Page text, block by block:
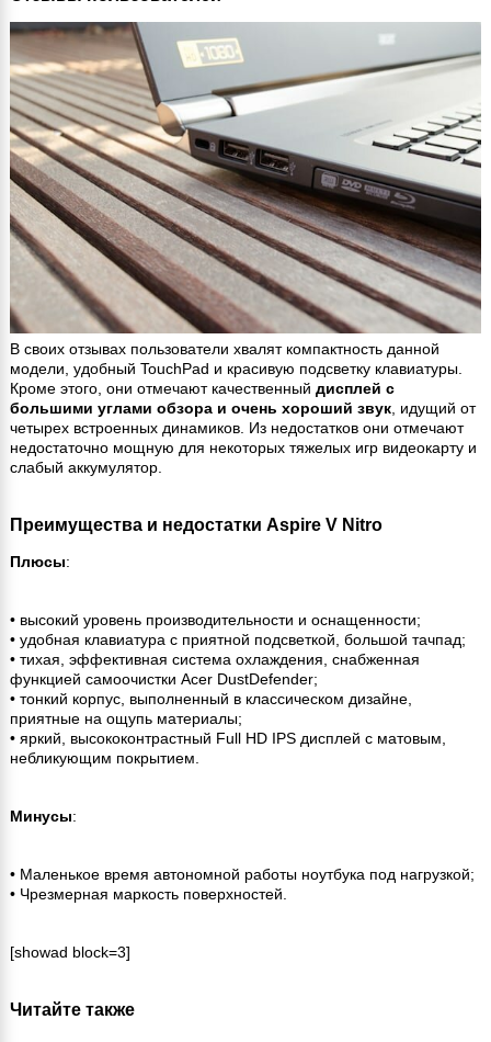
В своих отзывах пользователи хвалят компактность данной
модели, удобный TouchPad и красивую подсветку клавиатуры.
Кроме этого, они отмечают качественный дисплей с
большими углами обзора и очень хороший звук, идущий от
четырех встроенных динамиков. Из недостатков они отмечают
недостаточно мощную для некоторых тяжелых игр видеокарту и
слабый аккумулятор.
Преимущества и недостатки Aspire V Nitro
Плюсы:
• высокий уровень производительности и оснащенности;
• удобная клавиатура с приятной подсветкой, большой тачпад;
• тихая, эффективная система охлаждения, снабженная
функцией самоочистки Acer DustDefender;
• тонкий корпус, выполненный в классическом дизайне,
приятные на ощупь материалы;
• яркий, высококонтрастный Full HD IPS дисплей с матовым,
небликующим покрытием.
Минусы:
• Маленькое время автономной работы ноутбука под нагрузкой;
• Чрезмерная маркость поверхностей.
[showad block=3]
Читайте также